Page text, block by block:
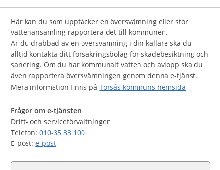
Här kan du som upptäcker en översvämning eller stor
vattenansamling rapportera det till kommunen.
Är du drabbad av en översvämning i din källare ska du
alltid kontakta ditt försäkringsbolag för skadebesiktning och
sanering. Om du har kommunalt vatten och avlopp ska du
även rapportera översvämningen genom denna e-tjänst.
Mera information finns påTorsås kommuns hemsida
Frågor om e-tjänsten
Drift- och serviceförvaltningen
Telefon:010-35 33 100
E-post:e-post